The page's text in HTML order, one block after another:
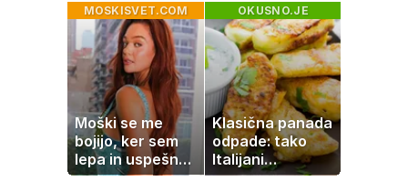
nastanejo zaradi
slanine, temveč
zaradi živila, ki
ga imamo vsi
radi
prejele
partnerice
športnih
zvezdnikov
MOSKISVET.COM
Moški se me
bojijo, ker sem
lepa in uspešna:
Misica razkrila,
OKUSNO.JE
Klasična panada
odpade: tako
Italijani
pripravijo